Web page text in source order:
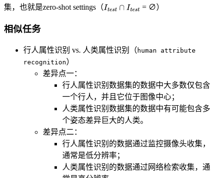
集，也就是zero-shot settings（
= ∅）
相似任务
行人属性识别 vs. 人类属性识别（ human attribute
recognition）
差异点一：
行人属性识别数据集的数据中大多数仅包含
一个行人，并且它位于图像中心；
人类属性识别数据集的数据中有可能包含多
个姿态差异巨大的人类。
差异点二：
行人属性识别的数据通过监控摄像头收集，
通常是低分辨率；
人类属性识别的数据通过网络检索收集，通